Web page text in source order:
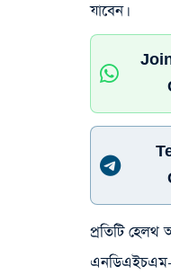
যাবেন।
প্রতিটি